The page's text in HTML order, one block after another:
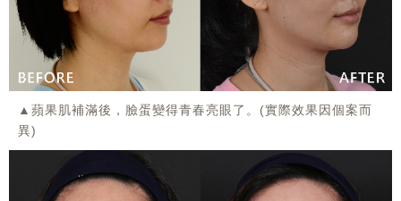
▲蘋果肌補滿後，臉蛋變得青春亮眼了。(實際效果因個案而
異)